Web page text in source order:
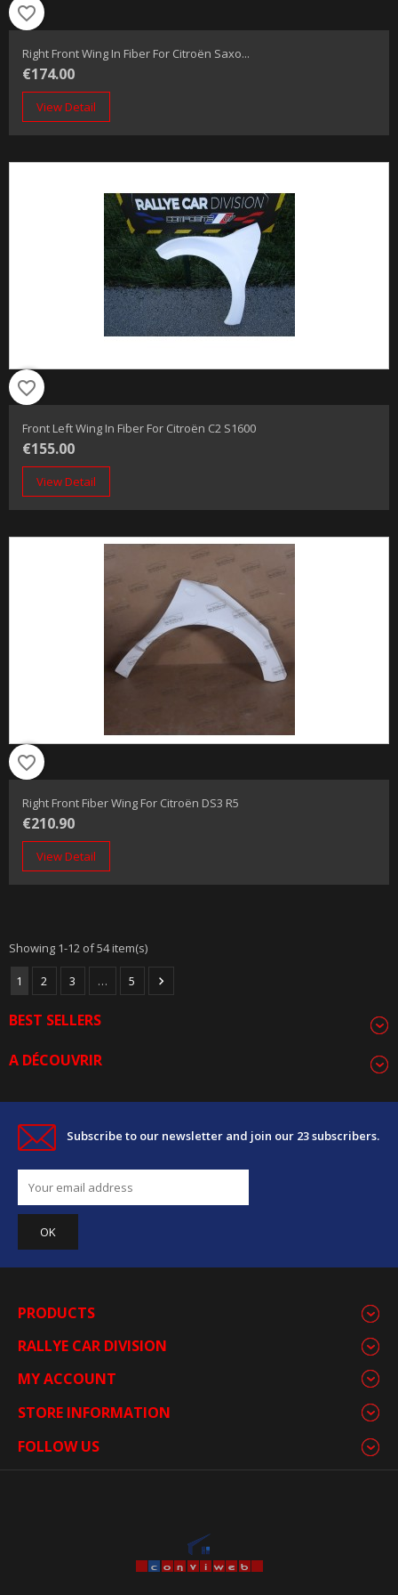
favorite_border
Right Front Wing In Fiber For Citroën Saxo...
€174.00
View Detail
favorite_border
Front Left Wing In Fiber For Citroën C2 S1600
€155.00
View Detail
favorite_border
Right Front Fiber Wing For Citroën DS3 R5
€210.90
View Detail
Showing 1-12 of 54 item(s)
1 2 3 … 5 
BEST SELLERS
A DÉCOUVRIR
Subscribe to our newsletter and join our 23 subscribers.
PRODUCTS
RALLYE CAR DIVISION
MY ACCOUNT
STORE INFORMATION
FOLLOW US